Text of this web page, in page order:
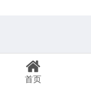
首页